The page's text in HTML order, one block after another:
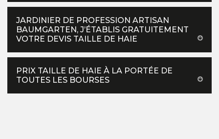
JARDINIER DE PROFESSION ARTISAN
BAUMGARTEN, J’ÉTABLIS GRATUITEMENT
VOTRE DEVIS TAILLE DE HAIE
PRIX TAILLE DE HAIE À LA PORTÉE DE
TOUTES LES BOURSES